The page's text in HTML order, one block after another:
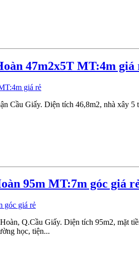
47m2x5T MT:4m giá
Cầu Giấy. Diện tích 46,8m2, nhà xây
95m MT:7m góc giá
Q.Cầu Giấy. Diện tích 95m2,
học, tiện...